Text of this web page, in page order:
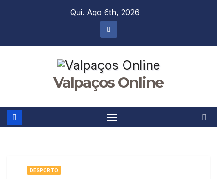
Qui. Ago 6th, 2026
Valpaços Online
DESPORTO